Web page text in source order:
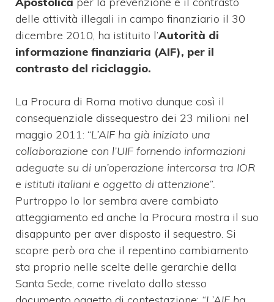
delle attività illegali in campo finanziario il 30
dicembre 2010, ha istituito l’Autorità di
informazione finanziaria (AIF), per il
contrasto del riciclaggio.
La Procura di Roma motivo dunque così il
consequenziale dissequestro dei 23 milioni nel
maggio 2011: “L’AIF ha già iniziato una
collaborazione con l’UIF fornendo informazioni
adeguate su di un’operazione intercorsa tra IOR
e istituti italiani e oggetto di attenzione”.
Purtroppo lo Ior sembra avere cambiato
atteggiamento ed anche la Procura mostra il suo
disappunto per aver disposto il sequestro. Si
scopre però ora che il repentino cambiamento
sta proprio nelle scelte delle gerarchie della
Santa Sede, come rivelato dallo stesso